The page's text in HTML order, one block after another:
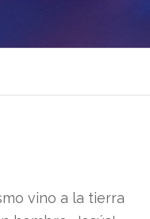
vino a la tierra